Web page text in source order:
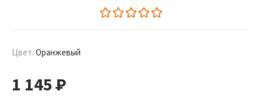
Цвет: Оранжевый
1 145Р